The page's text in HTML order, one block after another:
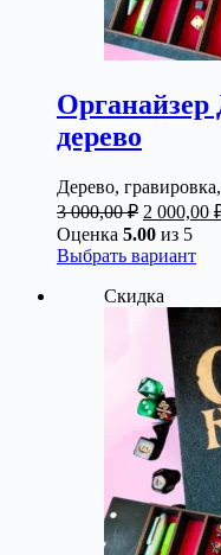
дерево
Дерево,
3 000,00₽
цена
составляла
3
000,00 ₽.
2 000,00
Оценка 5.00 из 5
Выбрать вариант
на
Скидка